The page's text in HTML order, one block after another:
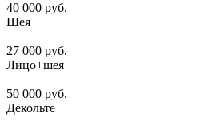
40 000 руб.
Шея
27 000 руб.
Лицо+шея
50 000 руб.
Декольте